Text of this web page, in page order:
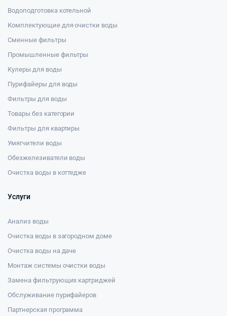
Водоподготовка котельной
Комплектующие для очистки воды
Сменные фильтры
Промышленные фильтры
Кулеры для воды
Пурифайеры для воды
Фильтры для воды
Товары без категории
Фильтры для квартиры
Умягчители воды
Обезжелезиватели воды
Очистка воды в коттедже
Услуги
Анализ воды
Очистка воды в загородном доме
Очистка воды на даче
Монтаж системы очистки воды
Замена фильтрующих картриджей
Обслуживание пурифайеров
Партнерская программа